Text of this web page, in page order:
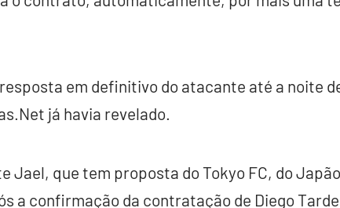
em definitivo do atacante até a noite
já havia revelado.
Jael, que tem proposta do Tokyo FC, do
a confirmação da contratação de Diego